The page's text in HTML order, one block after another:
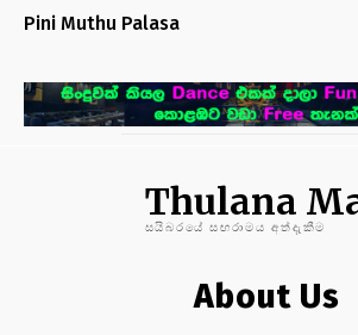
Pini Muthu Palasa
Thulana
සයිබරයේ සඟරාමය අත්දැකීම
About Us